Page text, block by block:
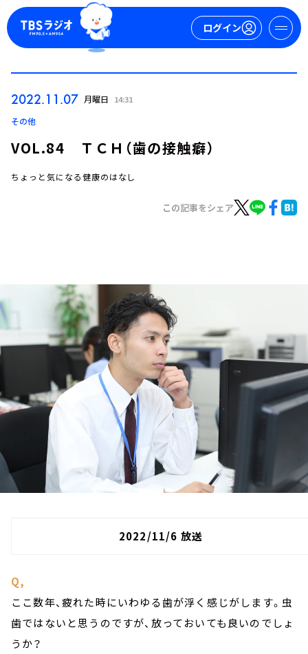
ログイン
トピックス
TBS Podcast
お知らせ
イベント・グッズ
YouTube
会社情報
2022.11.07 月曜日 14:31
その他
VOL.84 ＴＣＨ（歯の接触癖）
ちょっと気になる健康のはなし
この記事をシェア
2022/11/6 放送
Q,
ここ数年、疲れた時にいわゆる歯が浮く感じがします。虫
歯ではないと思うのですが、放っておいても良いのでしょ
うか？